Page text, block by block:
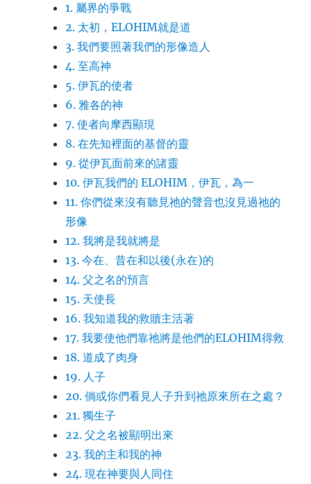
1. 屬界的爭戰
2. 太初，ELOHIM就是道
3. 我們要照著我們的形像造人
4. 至高神
5. 伊瓦的使者
6. 雅各的神
7. 使者向摩西顯現
8. 在先知裡面的基督的靈
9. 從伊瓦面前來的諸靈
10. 伊瓦我們的 ELOHIM，伊瓦，為一
11. 你們從來沒有聽見祂的聲音也沒見過祂的
形像
12. 我將是我就將是
13. 今在、昔在和以後(永在)的
14. 父之名的預言
15. 天使長
16. 我知道我的救贖主活著
17. 我要使他們靠祂將是他們的ELOHIM得救
18. 道成了肉身
19. 人子
20. 倘或你們看見人子升到祂原來所在之處？
21. 獨生子
22. 父之名被顯明出來
23. 我的主和我的神
24. 現在神要與人同住